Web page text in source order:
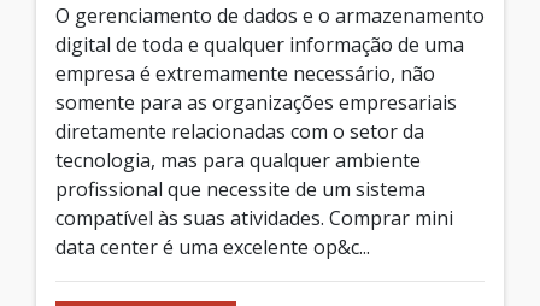
O gerenciamento de dados e o armazenamento
digital de toda e qualquer informação de uma
empresa é extremamente necessário, não
somente para as organizações empresariais
diretamente relacionadas com o setor da
tecnologia, mas para qualquer ambiente
profissional que necessite de um sistema
compatível às suas atividades. Comprar mini
data center é uma excelente op&c...